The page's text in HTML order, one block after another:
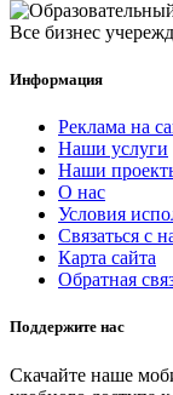
Все бизнес
Информация
Реклама на
Наши услуги
Наши
О нас
Условия
Связаться с
Карта сайта
Обратная
Поддержите нас
Скачайте наше